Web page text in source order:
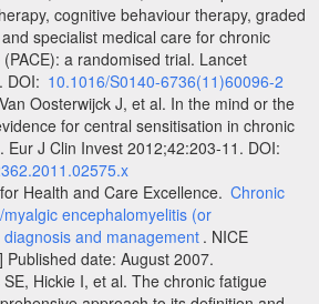
cognitive behaviour therapy, graded
specialist medical care for chronic
a randomised trial. Lancet
DOI: 10.1016/S0140-6736(11)60096-2
Oosterwijck J, et al. In the mind or the
for central sensitisation in chronic
Eur J Clin Invest 2012;42:203-11. DOI:
Health and Care Excellence. Chronic
encephalomyelitis (or
and management . NICE
Published date: August 2007.
Hickie I, et al. The chronic fatigue